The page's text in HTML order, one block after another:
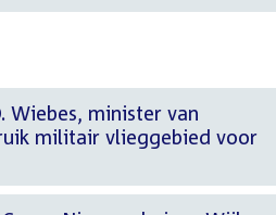
Wiebes, minister van
militair vlieggebied voor